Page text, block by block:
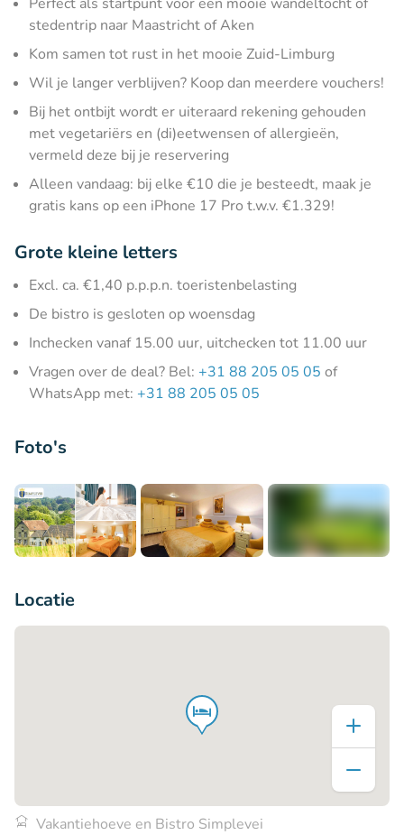
stedentrip naar Maastricht of Aken
Kom samen tot rust in het mooie Zuid-Limburg
Wil je langer verblijven? Koop dan meerdere vouchers!
Bij het ontbijt wordt er uiteraard rekening gehouden
met vegetariërs en (di)eetwensen of allergieën,
vermeld deze bij je reservering
Alleen vandaag: bij elke €10 die je besteedt, maak je
gratis kans op een iPhone 17 Pro t.w.v. €1.329!
Grote kleine letters
Excl. ca. €1,40 p.p.p.n. toeristenbelasting
De bistro is gesloten op woensdag
Inchecken vanaf 15.00 uur, uitchecken tot 11.00 uur
Vragen over de deal? Bel: +31 88 205 05 05 of
WhatsApp met: +31 88 205 05 05
Foto's
Locatie
Vakantiehoeve en Bistro Simplevei